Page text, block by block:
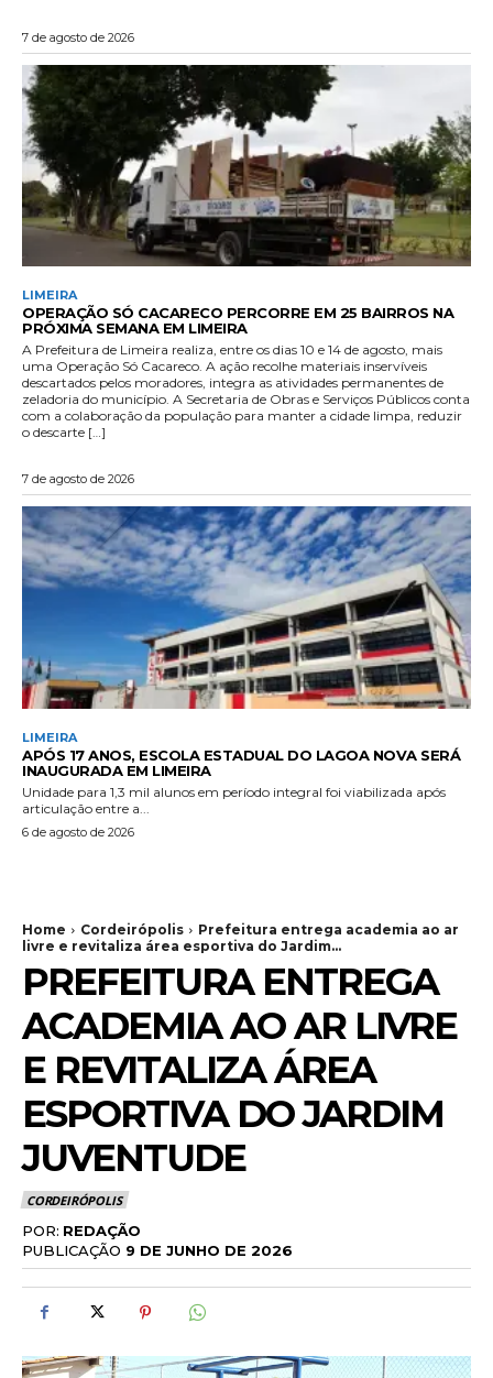
7 de agosto de 2026
LIMEIRA
OPERAÇÃO SÓ CACARECO PERCORRE EM 25 BAIRROS NA
PRÓXIMA SEMANA EM LIMEIRA
A Prefeitura de Limeira realiza, entre os dias 10 e 14 de agosto, mais
uma Operação Só Cacareco. A ação recolhe materiais inservíveis
descartados pelos moradores, integra as atividades permanentes de
zeladoria do município. A Secretaria de Obras e Serviços Públicos conta
com a colaboração da população para manter a cidade limpa, reduzir
o descarte […]
7 de agosto de 2026
LIMEIRA
APÓS 17 ANOS, ESCOLA ESTADUAL DO LAGOA NOVA SERÁ
INAUGURADA EM LIMEIRA
Unidade para 1,3 mil alunos em período integral foi viabilizada após
articulação entre a...
6 de agosto de 2026